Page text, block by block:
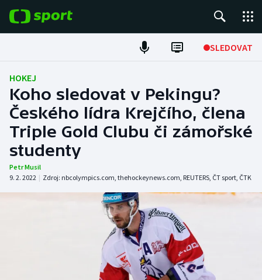
SLEDOVAT
Fotbal
Hokej
Tenis
Atletika
HOKEJ
Koho sledovat v Pekingu?
Českého lídra Krejčího, člena
Triple Gold Clubu či zámořské
studenty
Petr Musil
9. 2. 2022 | Zdroj: nbcolympics.com, thehockeynews.com, REUTERS, ČT sport, ČTK